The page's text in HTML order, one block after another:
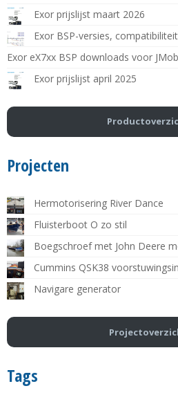
Exor prijslijst maart 2026
Exor BSP-versies,
Exor eX7xx BSP downloads voor
Exor prijslijst april 2025
Projecten
Hermotorisering River Dance
Fluisterboot O zo stil
Boegschroef met John Deere
Cummins QSK38
Navigare generator
Tags